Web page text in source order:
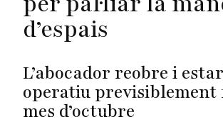
d’espais
L’abocador reobre i
operatiu previsiblement
mes d’octubre